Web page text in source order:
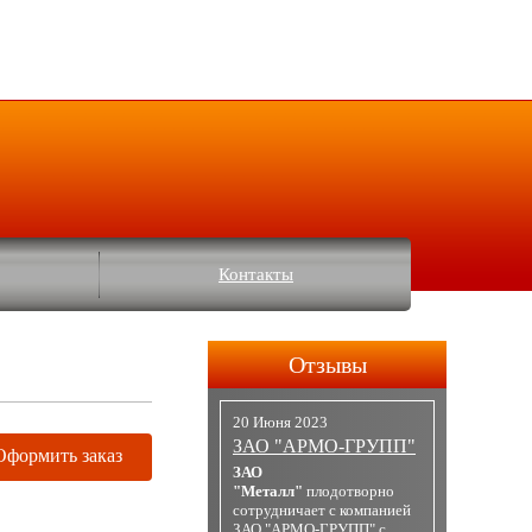
Контакты
заказ
Отзывы
20 Июня 2023
ЗАО "АРМО-ГРУПП"
ЗАО
"Металл" плодотворно
сотрудничает с компанией